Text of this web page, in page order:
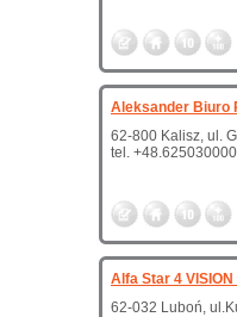
Aleksander Biuro
62-800 Kalisz, ul.
tel. +48.625030000
Alfa Star 4 VISION
62-032 Luboń,